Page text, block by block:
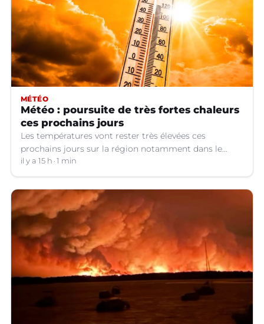
MÉTÉO
Météo : poursuite de très fortes chaleurs
ces prochains jours
Les températures vont rester très élevées ces
prochains jours sur la région notamment dans le
Languedoc.
il y a 15 h 1 min